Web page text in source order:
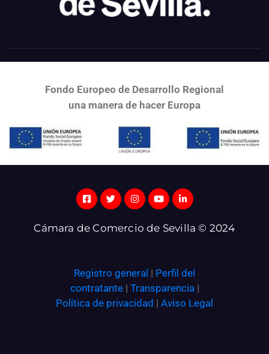
Fondo Europeo de Desarrollo Regional
una manera de hacer Europa
Cámara de Comercio de Sevilla © 2024
Registro general | Perfil del
contratante| Transparencia |
Política de privacidad | Aviso Legal